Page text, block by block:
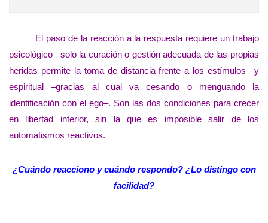
El paso de la reacción a la respuesta requiere un trabajo
psicológico –solo la curación o gestión adecuada de las propias
heridas permite la toma de distancia frente a los estímulos– y
espiritual –gracias al cual va cesando o menguando la
identificación con el ego–. Son las dos condiciones para crecer
en libertad interior, sin la que es imposible salir de los
automatismos reactivos.
¿Cuándo reacciono y cuándo respondo? ¿Lo distingo con
facilidad?